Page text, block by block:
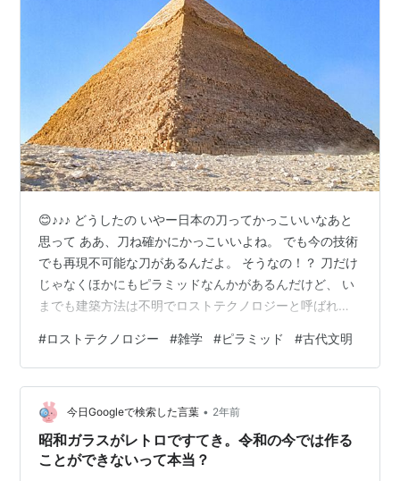
😊♪♪♪ どうしたの いやー日本の刀ってかっこいいなあと
思って ああ、刀ね確かにかっこいいよね。 でも今の技術
でも再現不可能な刀があるんだよ。 そうなの！？ 刀だけ
じゃなくほかにもピラミッドなんかがあるんだけど、 い
までも建築方法は不明でロストテクノロジーと呼ばれて
よう。 この記事の目的 ギザの三大ピラミッド リュクル
コスの聖杯 アンティキティラ島の機械 まとめ 今回のク
イズ問題(おまけ) 前回のクイズ問題の答え この記事の目
的 今回は世界中の失われた技術ロストテクノロジーを紹
介します。 わかりやすく解説するのでぜひ見てください
ギザの三大…
#ロストテクノロジー #雑学 #ピラミッド #古代文明
今日Googleで検索した言葉 • 2年前
昭和ガラスがレトロですてき。令和の今では作る
ことができないって本当？